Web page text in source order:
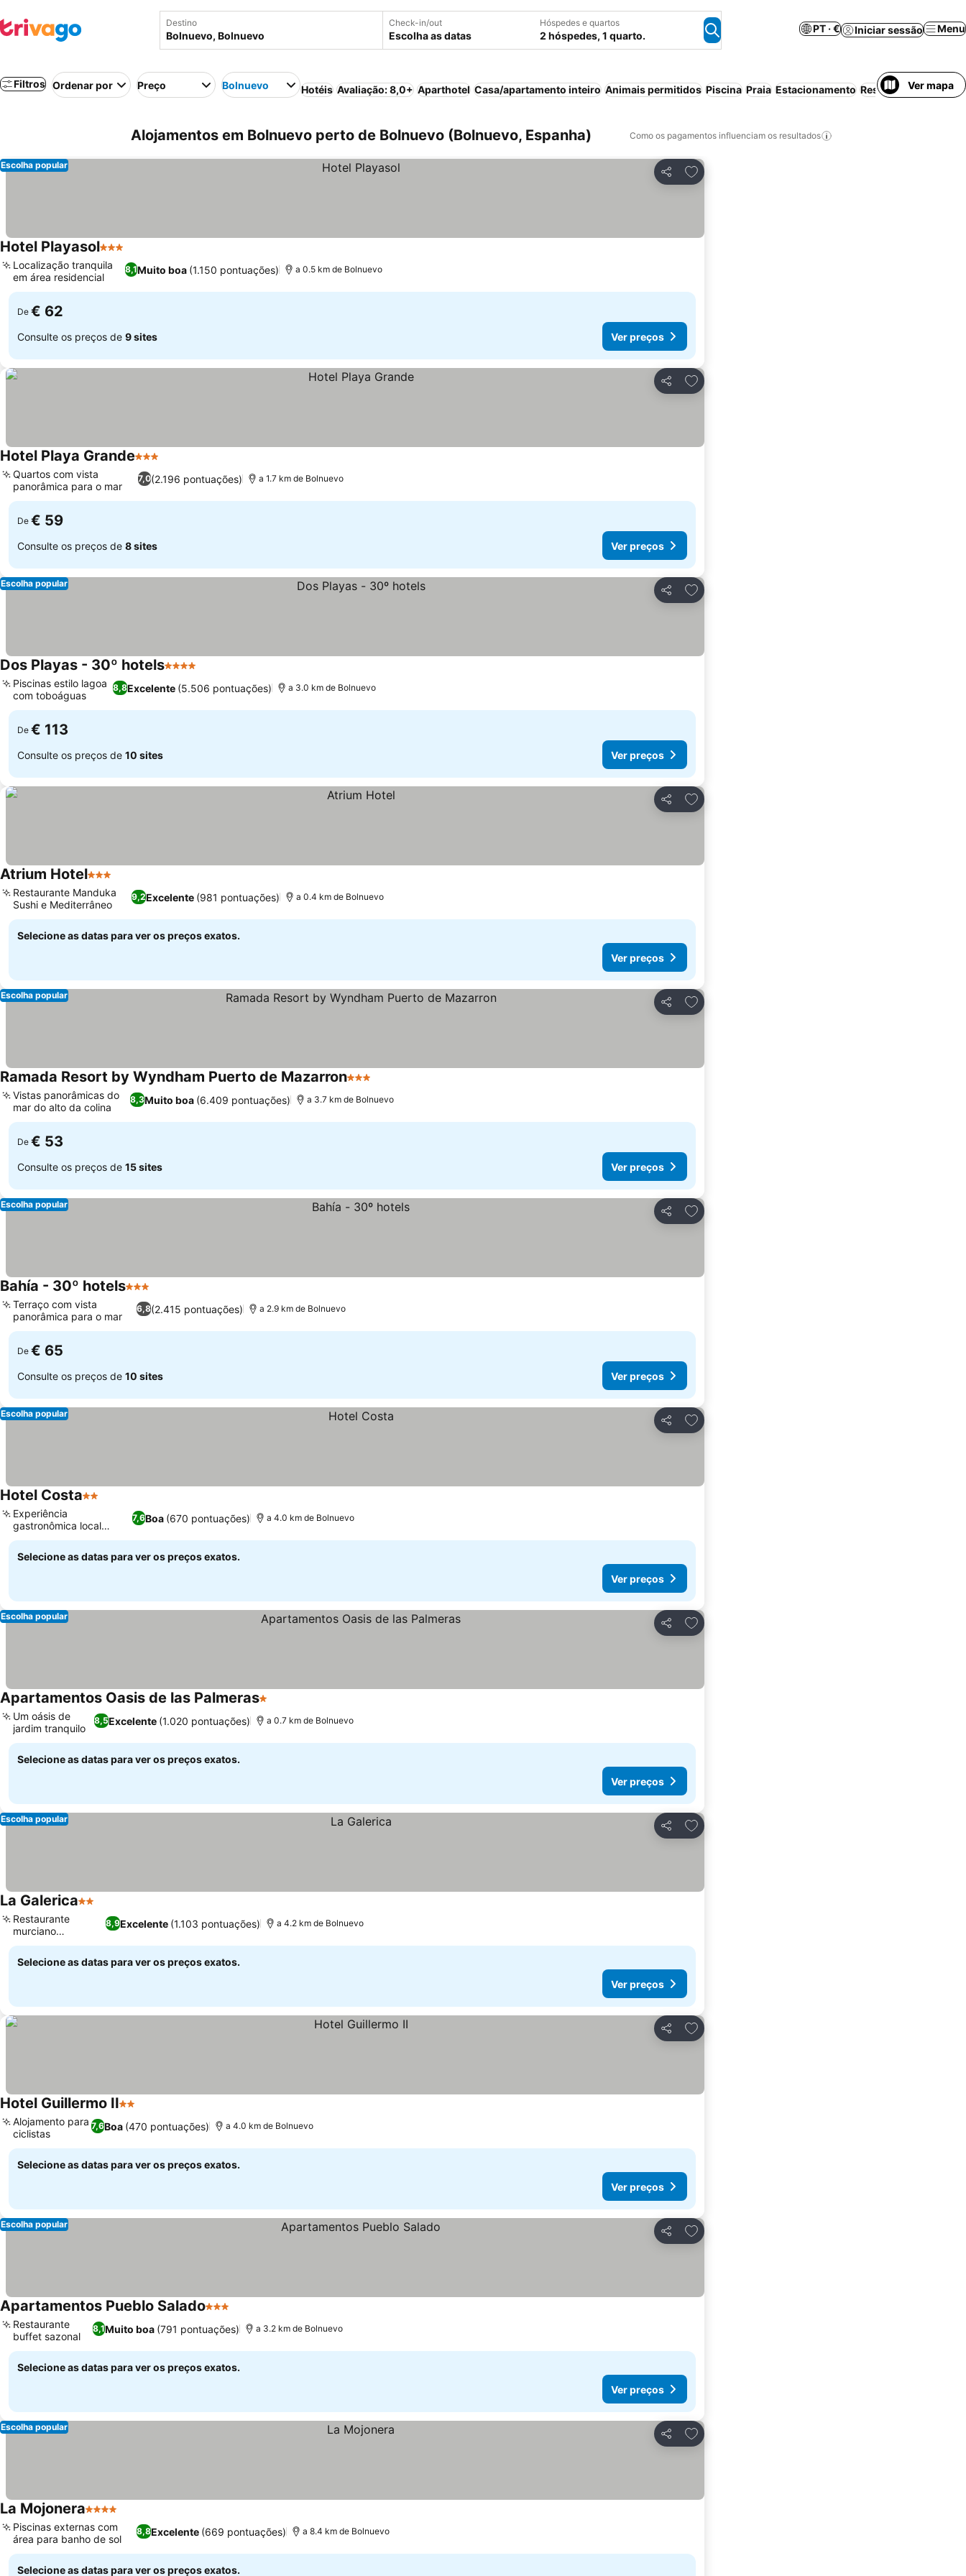
Destino Check-in/out
Escolha as datas
Hóspedes e quartos
2 hóspedes, 1 quarto.
PT · € Iniciar sessão Menu
Filtros Ordenar por Preço Bolnuevo Hotéis Avaliação: 8,0+ Aparthotel Casa/apartamento inteiro Animais permitidos Piscina Praia Estacionamento Resort Ver mapa
Alojamentos em Bolnuevo perto de Bolnuevo (Bolnuevo, Espanha) Como os pagamentos influenciam os resultados
Partilhar
Adicionar aos favoritos
Escolha popular
Hotel Playasol3 Estrelas
8,1Muito boa (1.150 pontuações)
Localização tranquila
em área residencial
a 0.5 km de Bolnuevo
De € 62
Consulte os preços de 9 sites Ver preços
Partilhar
Adicionar aos favoritos
Hotel Playa Grande3 Estrelas
7,0(2.196 pontuações)
Quartos com vista
panorâmica para o mar
a 1.7 km de Bolnuevo
De € 59
Consulte os preços de 8 sites Ver preços
Partilhar
Adicionar aos favoritos
Escolha popular
Dos Playas - 30º hotels4 Estrelas
8,8Excelente (5.506 pontuações)
Piscinas estilo lagoa
com toboáguas
a 3.0 km de Bolnuevo
De € 113
Consulte os preços de 10 sites Ver preços
Partilhar
Adicionar aos favoritos
Atrium Hotel3 Estrelas
9,2Excelente (981 pontuações)
Restaurante Manduka
Sushi e Mediterrâneo
a 0.4 km de Bolnuevo
Selecione as datas para ver os preços exatos.
Ver preços
Partilhar
Adicionar aos favoritos
Escolha popular
Ramada Resort by Wyndham Puerto de Mazarron3 Estrelas
8,3Muito boa (6.409 pontuações)
Vistas panorâmicas do
mar do alto da colina
a 3.7 km de Bolnuevo
De € 53
Consulte os preços de 15 sites Ver preços
Partilhar
Adicionar aos favoritos
Escolha popular
Bahía - 30º hotels3 Estrelas
6,8(2.415 pontuações)
Terraço com vista
panorâmica para o mar
a 2.9 km de Bolnuevo
De € 65
Consulte os preços de 10 sites Ver preços
Partilhar
Adicionar aos favoritos
Escolha popular
Hotel Costa2 Estrelas
7,6Boa (670 pontuações)
Experiência
gastronômica local
autêntica
a 4.0 km de Bolnuevo
Selecione as datas para ver os preços exatos.
Ver preços
Partilhar
Adicionar aos favoritos
Escolha popular
Apartamentos Oasis de las Palmeras1 Estrelas
8,5Excelente (1.020 pontuações)
Um oásis de
jardim tranquilo
a 0.7 km de Bolnuevo
Selecione as datas para ver os preços exatos.
Ver preços
Partilhar
Adicionar aos favoritos
Escolha popular
La Galerica2 Estrelas
8,9Excelente (1.103 pontuações)
Restaurante
murciano
tradicional
a 4.2 km de Bolnuevo
Selecione as datas para ver os preços exatos.
Ver preços
Partilhar
Adicionar aos favoritos
Hotel Guillermo II2 Estrelas
7,6Boa (470 pontuações)
Alojamento para
ciclistas
a 4.0 km de Bolnuevo
Selecione as datas para ver os preços exatos.
Ver preços
Partilhar
Adicionar aos favoritos
Escolha popular
Apartamentos Pueblo Salado3 Estrelas
8,1Muito boa (791 pontuações)
Restaurante
buffet sazonal
a 3.2 km de Bolnuevo
Selecione as datas para ver os preços exatos.
Ver preços
Partilhar
Adicionar aos favoritos
Escolha popular
La Mojonera4 Estrelas
8,8Excelente (669 pontuações)
Piscinas externas com
área para banho de sol
a 8.4 km de Bolnuevo
Selecione as datas para ver os preços exatos.